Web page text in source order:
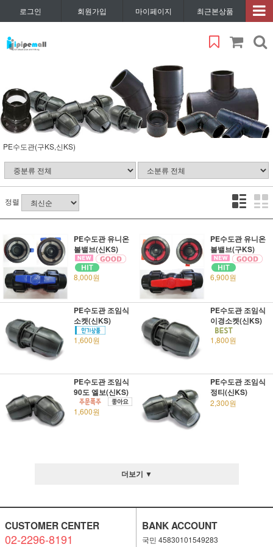
로그인 회원가입 마이페이지 최근본상품
PE수도관(구KS,신KS)
정렬
PE수도관 유니온
볼밸브(신KS)
8,000원
PE수도관 유니온
볼밸브(구KS)
6,900원
PE수도관 조임식
소켓(신KS)
1,600원
PE수도관 조임식
이경소켓(신KS)
1,800원
PE수도관 조임식
90도 엘보(신KS)
1,600원
PE수도관 조임식
정티(신KS)
2,300원
더보기 ▼
CUSTOMER CENTER
02-2296-8191
BANK ACCOUNT
국민 45830101549283